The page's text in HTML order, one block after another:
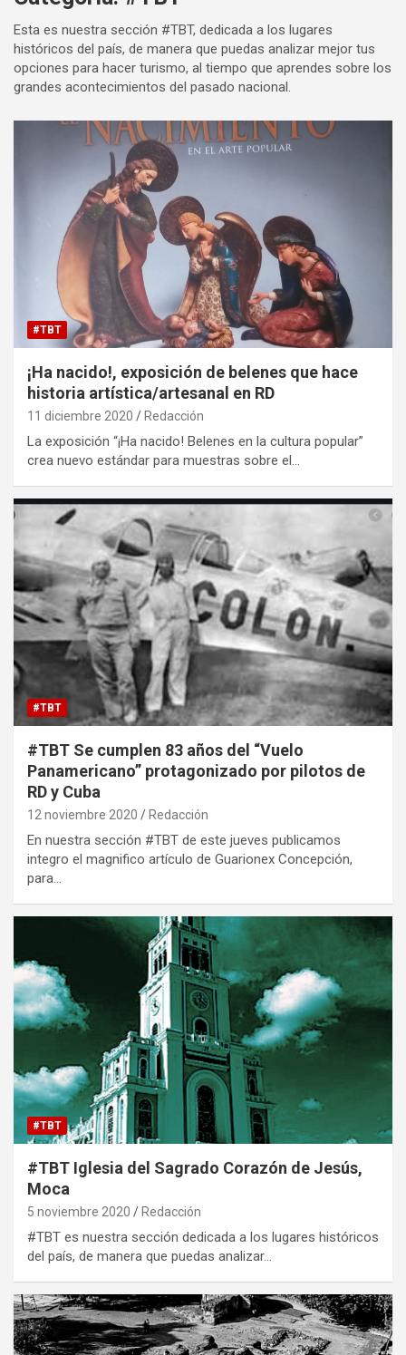
Esta es nuestra sección #TBT, dedicada a los lugares
históricos del país, de manera que puedas analizar mejor tus
opciones para hacer turismo, al tiempo que aprendes sobre los
grandes acontecimientos del pasado nacional.
#TBT
¡Ha nacido!, exposición de belenes que hace
historia artística/artesanal en RD
11 diciembre 2020 Redacción
La exposición “¡Ha nacido! Belenes en la cultura popular”
crea nuevo estándar para muestras sobre el…
#TBT
#TBT Se cumplen 83 años del “Vuelo
Panamericano” protagonizado por pilotos de
RD y Cuba
12 noviembre 2020 Redacción
En nuestra sección #TBT de este jueves publicamos
integro el magnifico artículo de Guarionex Concepción,
para…
#TBT
#TBT Iglesia del Sagrado Corazón de Jesús,
Moca
5 noviembre 2020 Redacción
#TBT es nuestra sección dedicada a los lugares históricos
del país, de manera que puedas analizar…